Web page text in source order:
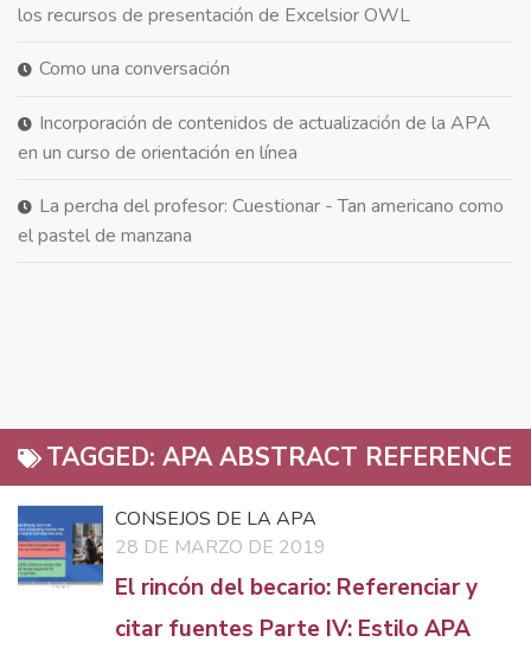
TAGGED: APA ABSTRACT REFERENCE
CONSEJOS DE LA APA
28 DE MARZO DE 2019
El rincón del becario: Referenciar y
citar fuentes Parte IV: Estilo APA
los recursos de presentación de Excelsior OWL
Como una conversación
Incorporación de contenidos de actualización de la APA
en un curso de orientación en línea
La percha del profesor: Cuestionar - Tan americano como
el pastel de manzana